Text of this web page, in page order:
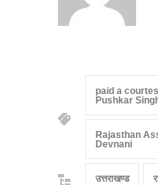
paid a
Pushkar
Rajasthan
Devnani
उत्तराखण्ड